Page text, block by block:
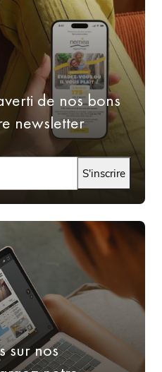
de nos bons
newsletter
S'inscrire
sur nos